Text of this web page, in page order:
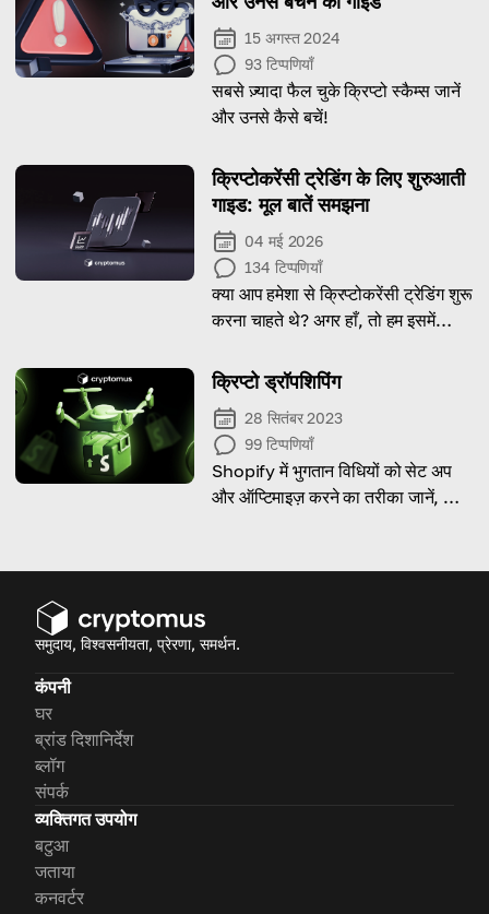
15 अगस्त 2024
93 टिप्पणियाँ
सबसे ज़्यादा फैल चुके क्रिप्टो स्कैम्स जानें
और उनसे कैसे बचें!
क्रिप्टोकरेंसी ट्रेडिंग के लिए शुरुआती
गाइड: मूल बातें समझना
04 मई 2026
134 टिप्पणियाँ
क्या आप हमेशा से क्रिप्टोकरेंसी ट्रेडिंग शुरू
करना चाहते थे? अगर हाँ, तो हम इसमें
बताएंगे कि क्रिप्टोमस पर ट्रेडिंग कैसे शुरू
करें।
क्रिप्टो ड्रॉपशिपिंग
28 सितंबर 2023
99 टिप्पणियाँ
Shopify में भुगतान विधियों को सेट अप
और ऑप्टिमाइज़ करने का तरीका जानें, जो
समुदाय, विश्वसनीयता, प्रेरणा, समर्थन.
कंपनी
घर
ब्रांड दिशानिर्देश
ब्लॉग
संपर्क
व्यक्तिगत उपयोग
बटुआ
जताया
कनवर्टर